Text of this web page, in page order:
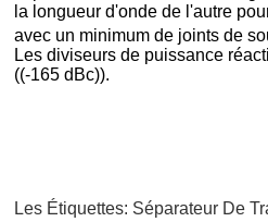
la longueur d'onde de l'autre
avec un minimum de joints de
Les diviseurs de puissance
((-165 dBc)).
Les Étiquettes: Séparateur De